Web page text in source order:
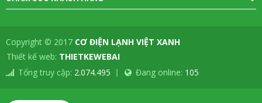
Copyright © 2017 CƠ ĐIỆN LẠNH VIỆT XANH
Thiết kế web: THIETKEWEBAI
Tổng truy cập: 2.074.495 Đang online: 105